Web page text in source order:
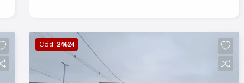
Cód. 24624